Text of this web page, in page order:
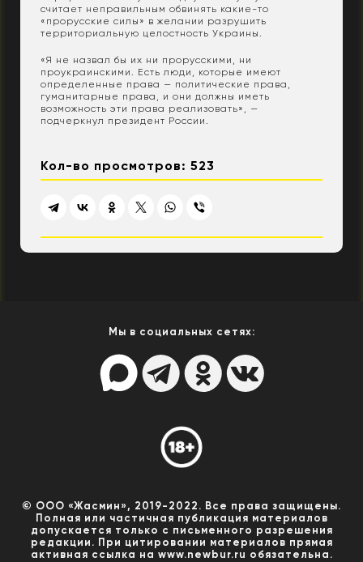
считает неправильным обвинять какие-то
«прорусские силы» в желании разрушить
территориальную целостность Украины.
«Я не назвал бы их ни прорусскими, ни
проукраинскими. Есть люди, которые имеют
определенные права — политические права,
гуманитарные права, и они должны иметь
возможность эти права реализовать», —
подчеркнул президент России.
Кол-во просмотров: 523
Мы в социальных сетях:
© ООО «Жасмин», 2019-2022. Все права защищены.
Полная или частичная публикация материалов
допускается только с письменного разрешения
редакции. При цитировании материалов прямая
активная ссылка на www.newbur.ru обязательна.